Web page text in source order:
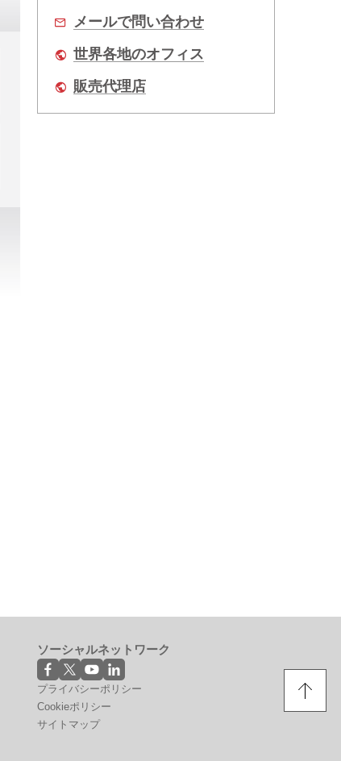
メールで問い合わせ
世界各地のオフィス
販売代理店
ソーシャルネットワーク
プライバシーポリシー
Cookieポリシー
サイトマップ